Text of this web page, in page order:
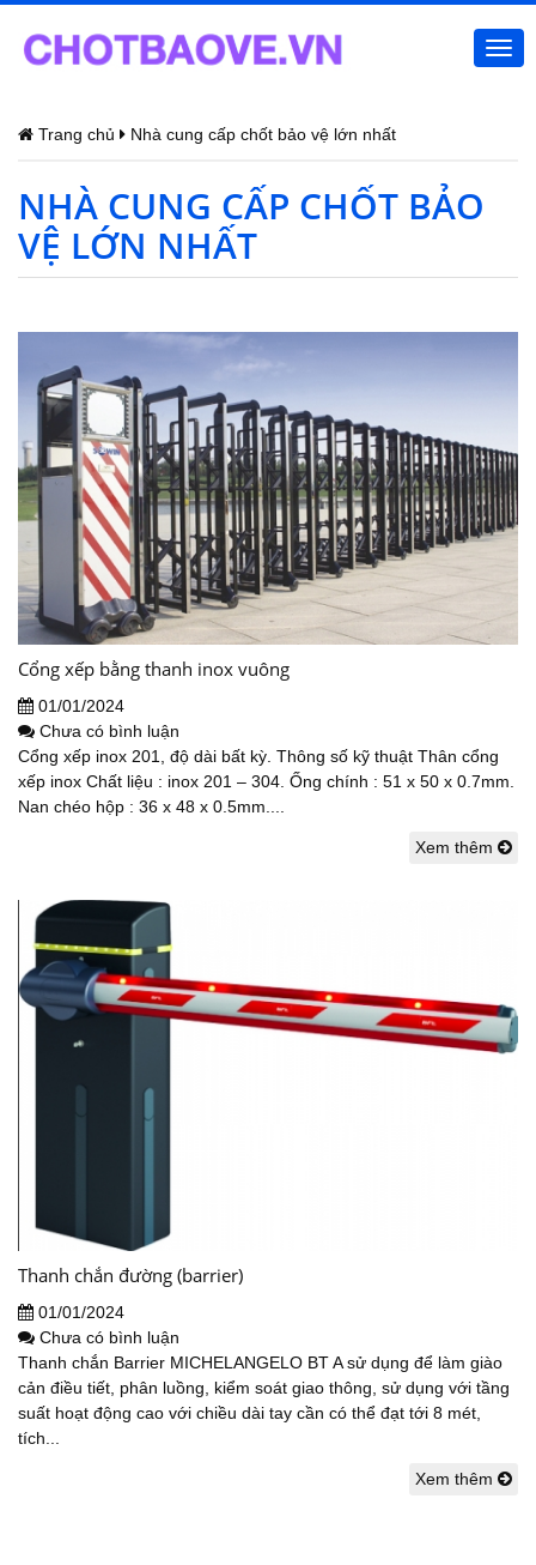
Trang chủ Nhà cung cấp chốt bảo vệ lớn nhất
NHÀ CUNG CẤP CHỐT BẢO
VỆ LỚN NHẤT
Cổng xếp bằng thanh inox vuông
01/01/2024
Chưa có bình luận
Cổng xếp inox 201, độ dài bất kỳ. Thông số kỹ thuật Thân cổng
xếp inox Chất liệu : inox 201 – 304. Ống chính : 51 x 50 x 0.7mm.
Nan chéo hộp : 36 x 48 x 0.5mm....
Xem thêm
Thanh chắn đường (barrier)
01/01/2024
Chưa có bình luận
Thanh chắn Barrier MICHELANGELO BT A sử dụng để làm giào
cản điều tiết, phân luồng, kiểm soát giao thông, sử dụng với tầng
suất hoạt động cao với chiều dài tay cần có thể đạt tới 8 mét,
tích...
Xem thêm